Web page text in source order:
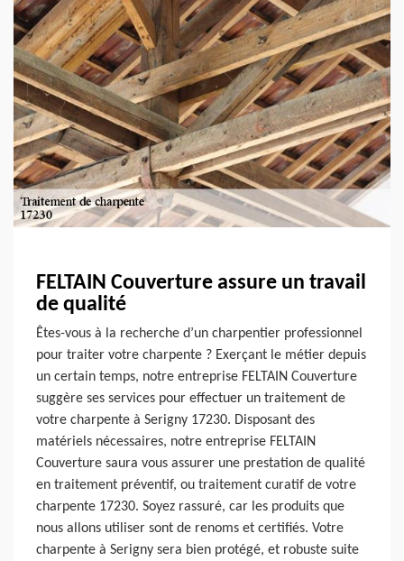
FELTAIN Couverture assure un travail
de qualité
Êtes-vous à la recherche d’un charpentier professionnel
pour traiter votre charpente ? Exerçant le métier depuis
un certain temps, notre entreprise FELTAIN Couverture
suggère ses services pour effectuer un traitement de
votre charpente à Serigny 17230. Disposant des
matériels nécessaires, notre entreprise FELTAIN
Couverture saura vous assurer une prestation de qualité
en traitement préventif, ou traitement curatif de votre
charpente 17230. Soyez rassuré, car les produits que
nous allons utiliser sont de renoms et certifiés. Votre
charpente à Serigny sera bien protégé, et robuste suite